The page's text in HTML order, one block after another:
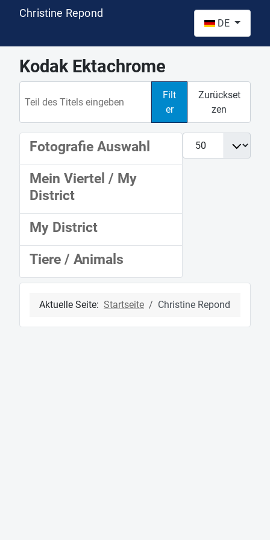
Christine Repond
DE
Kodak Ektachrome
Filt
er
Zurückset
zen
Anzeige #
Fotografie Auswahl
Mein Viertel / My
District
My District
Tiere / Animals
Aktuelle Seite: Startseite Christine Repond